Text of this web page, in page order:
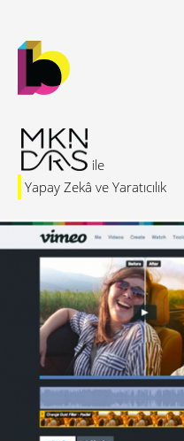
Yapay Zekâ ve Yaratıcılık